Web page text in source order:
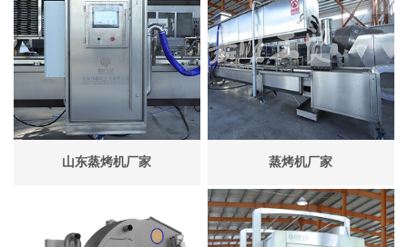
山东蒸烤机厂家 蒸烤机厂家